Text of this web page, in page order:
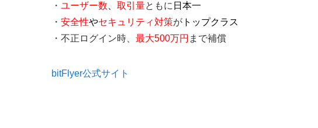
・ ユーザー数 取引量ともに 日本一
・ 安全性やセキュリティ対策が トップクラス
・不正ログイン時、 最大500万円 まで補償
bitFlyer公式サイト